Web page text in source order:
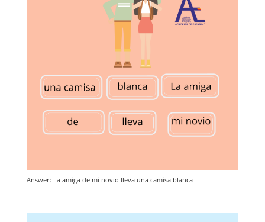
Answer: La amiga de mi novio lleva una camisa blanca